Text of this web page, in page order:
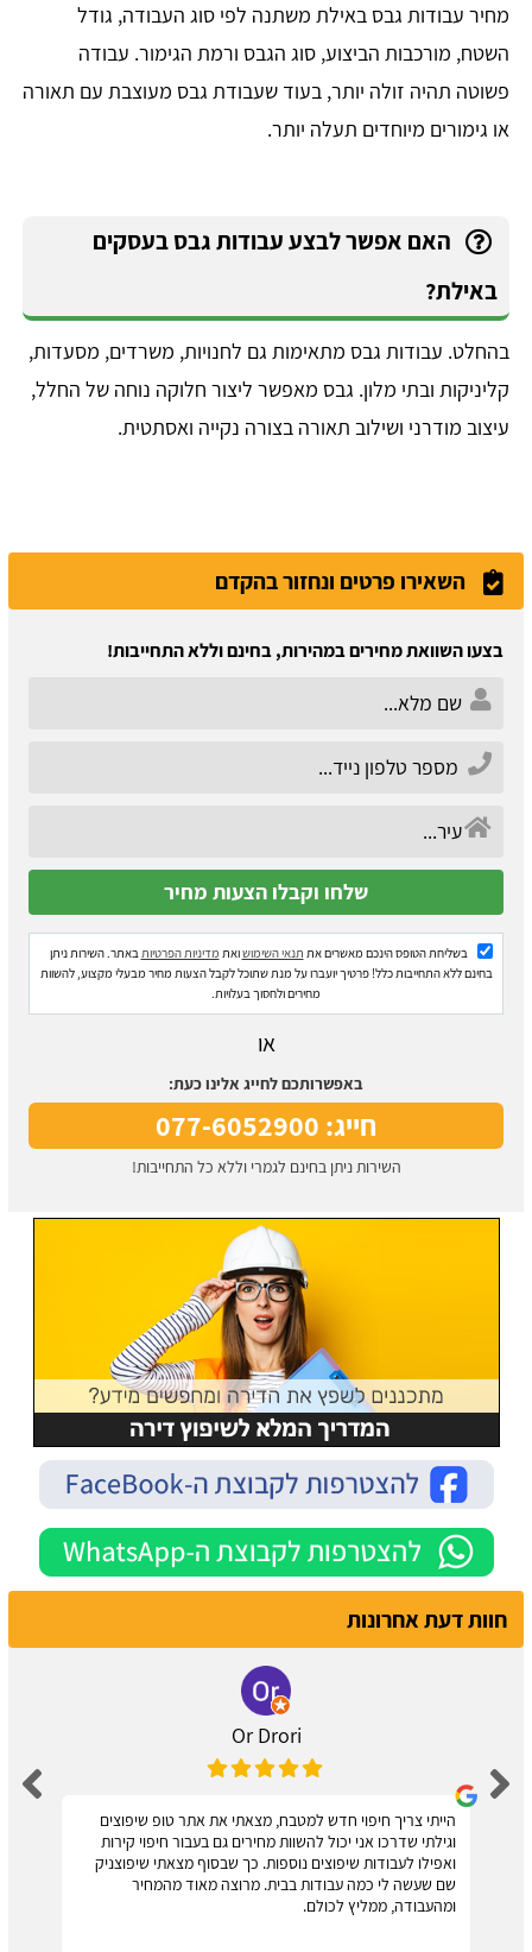
מחיר עבודות גבס באילת משתנה לפי סוג העבודה, גודל
השטח, מורכבות הביצוע, סוג הגבס ורמת הגימור. עבודה
פשוטה תהיה זולה יותר, בעוד שעבודת גבס מעוצבת עם תאורה
או גימורים מיוחדים תעלה יותר.
האם אפשר לבצע עבודות גבס בעסקים
באילת?
בהחלט. עבודות גבס מתאימות גם לחנויות, משרדים, מסעדות,
קליניקות ובתי מלון. גבס מאפשר ליצור חלוקה נוחה של החלל,
עיצוב מודרני ושילוב תאורה בצורה נקייה ואסתטית.
השאירו פרטים ונחזור בהקדם
בצעו השוואת מחירים במהירות, בחינם וללא התחייבות!
בשליחת הטופס הינכם מאשרים את תנאי השימושואת מדיניות הפרטיותבאתר. השירות ניתן
בחינם ללא התחייבות כלל! פרטיך יועברו על מנת שתוכל לקבל הצעות מחיר מבעלי מקצוע, להשוות
מחירים ולחסוך בעלויות.
או
באפשרותכם לחייג אלינו כעת:
חייג: 077-6052900
השירות ניתן בחינם לגמרי וללא כל התחייבות!
חוות דעת אחרונות
Or Drori
הייתי צריך חיפוי חדש למטבח, מצאתי את אתר טופ שיפוצים
וגילתי שדרכו אני יכול להשוות מחירים גם בעבור חיפוי קירות
ואפילו לעבודות שיפוצים נוספות. כך שבסוף מצאתי שיפוצניק
שם שעשה לי כמה עבודות בבית. מרוצה מאוד מהמחיר
ומהעבודה, ממליץ לכולם.